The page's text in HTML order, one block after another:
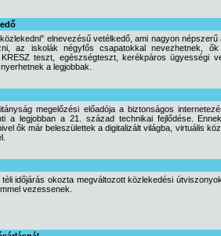
elnevezésű vetélkedő, ami nagyon népszerű
az iskolák négyfős csapatokkal nevezhetnek, ők
teszt, egészségteszt, kerékpáros ügyességi
a legjobbak.
megelőzési előadója a biztonságos
a legjobban a 21. század technikai fejlődése.
ők már beleszülettek a digitalizált világba, virtuális
időjárás okozta megváltozott közlekedési
vezessenek.